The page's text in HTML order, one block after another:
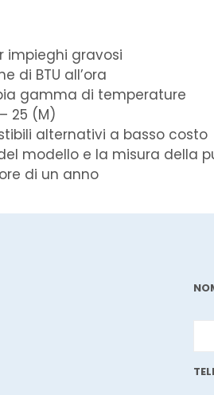
impieghi gravosi
di BTU all’ora
gamma di temperature
25 (M)
alternativi a basso costo
modello e la misura della
di un anno